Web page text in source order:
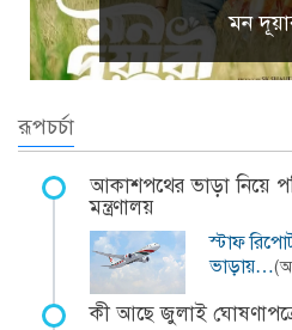
মন
রূপচর্চা
আকাশপথের ভাড়া নিয়ে
মন্ত্রণালয়
স্টাফ
ভাড়ায়…
কী আছে জুলাই